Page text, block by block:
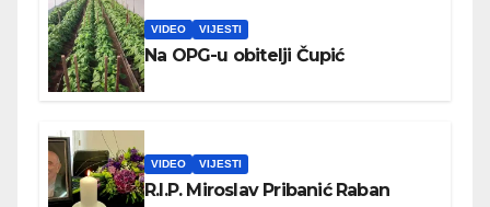
VIDEO VIJESTI
Na OPG-u obitelji Čupić
VIDEO VIJESTI
R.I.P. Miroslav Pribanić Raban